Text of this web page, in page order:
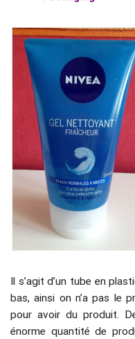
Il s’agit d’un tube en
bas, ainsi on n’a pas le
pour avoir du produit.
énorme quantité de